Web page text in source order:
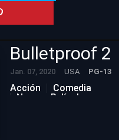
Bulletproof 2
Jan. 07, 2020 USA PG-13
Acción
Comedia
Nuevas Películas